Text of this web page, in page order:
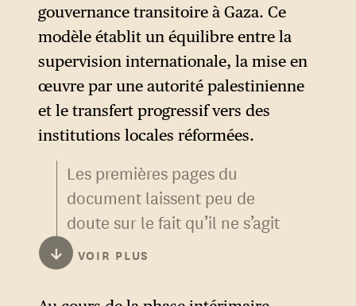
gouvernance transitoire à Gaza. Ce
modèle établit un équilibre entre la
supervision internationale, la mise en
œuvre par une autorité palestinienne
et le transfert progressif vers des
institutions locales réformées.
Les premières pages du
document laissent peu de
doute sur le fait qu’il ne s’agit
pas d’une proposition de
transition politique mais bien
d’un projet entrepreneurial.
↓ VOIR PLUS